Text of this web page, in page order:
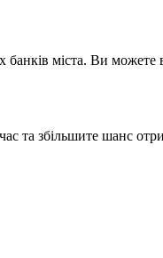
міста. Ви
та збільшите шанс